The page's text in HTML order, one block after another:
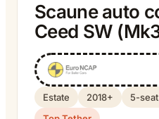
Scaune auto
Ceed SW
Estate 2018+ 5-